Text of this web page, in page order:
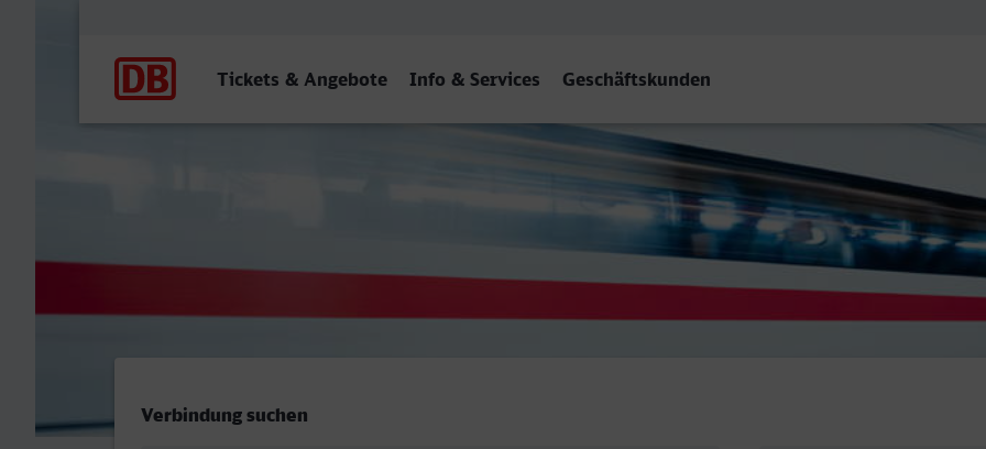
Tickets & Angebote Info & Services Geschäftskunden
Landau (Pfalz) Hbf - Listplatz/Hauptbahnhof, Reutlingen
Verbindung suchen